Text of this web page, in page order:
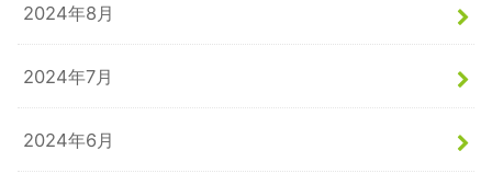
2024年8月
2024年7月
2024年6月